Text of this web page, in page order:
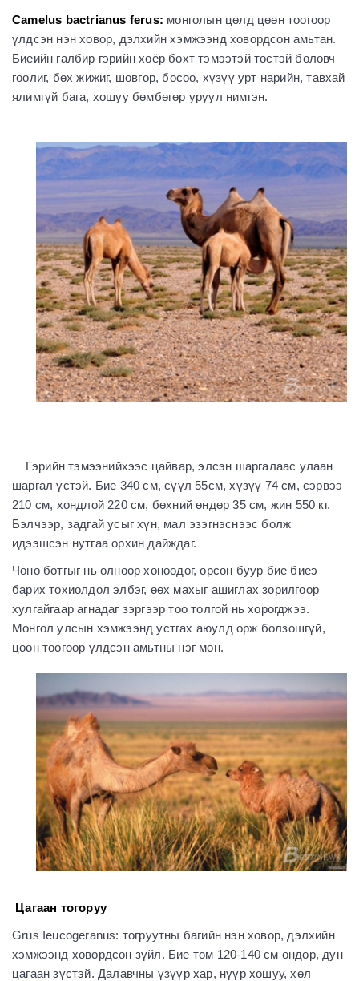
Camelus bactrianus ferus: монголын цөлд цөөн тоогоор
үлдсэн нэн ховор, дэлхийн хэмжээнд ховордсон амьтан.
Биеийн галбир гэрийн хоёр бөхт тэмээтэй төстэй боловч
гоолиг, бөх жижиг, шовгор, босоо, хүзүү урт нарийн, тавхай
ялимгүй бага, хошуу бөмбөгөр уруул нимгэн.
Гэрийн тэмээнийхээс цайвар, элсэн шаргалаас улаан
шаргал үстэй. Бие 340 см, сүүл 55см, хүзүү 74 см, сэрвээ
210 см, хондлой 220 см, бөхний өндөр 35 см, жин 550 кг.
Бэлчээр, задгай усыг хүн, мал эзэгнэснээс болж
идээшсэн нутгаа орхин дайждаг.
Чоно ботгыг нь олноор хөнөөдөг, орсон буур бие биеэ
барих тохиолдол элбэг, өөх махыг ашиглах зорилгоор
хулгайгаар агнадаг зэргээр тоо толгой нь хорогджээ.
Монгол улсын хэмжээнд устгах аюулд орж болзошгүй,
цөөн тоогоор үлдсэн амьтны нэг мөн.
Цагаан тогоруу
Grus Ieucogeranus: тогруутны багийн нэн ховор, дэлхийн
хэмжээнд ховордсон зүйл. Бие том 120-140 см өндөр, дун
цагаан зүстэй. Далавчны үзүүр хар, нүүр хошуу, хөл